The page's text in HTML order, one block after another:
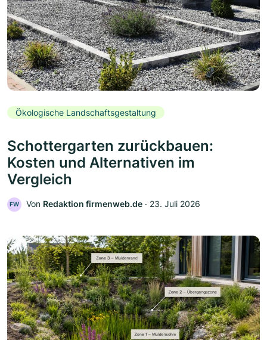
Ökologische Landschaftsgestaltung
Schottergarten zurückbauen:
Kosten und Alternativen im
Vergleich
FW Von Redaktion firmenweb.de ‧ 23. Juli 2026